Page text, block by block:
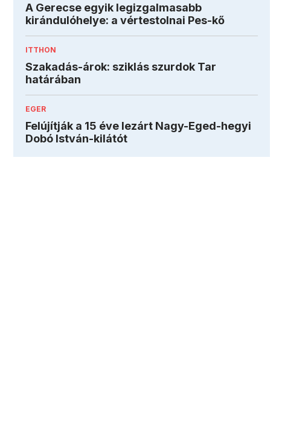
A Gerecse egyik legizgalmasabb
kirándulóhelye: a vértestolnai Pes-kő
ITTHON
Szakadás-árok: sziklás szurdok Tar
határában
EGER
Felújítják a 15 éve lezárt Nagy-Eged-hegyi
Dobó István-kilátót